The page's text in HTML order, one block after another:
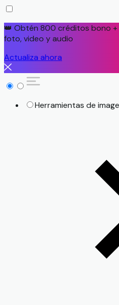
👑 Obtén 800 créditos bono
foto, video y audio
Actualiza ahora
Herramientas de